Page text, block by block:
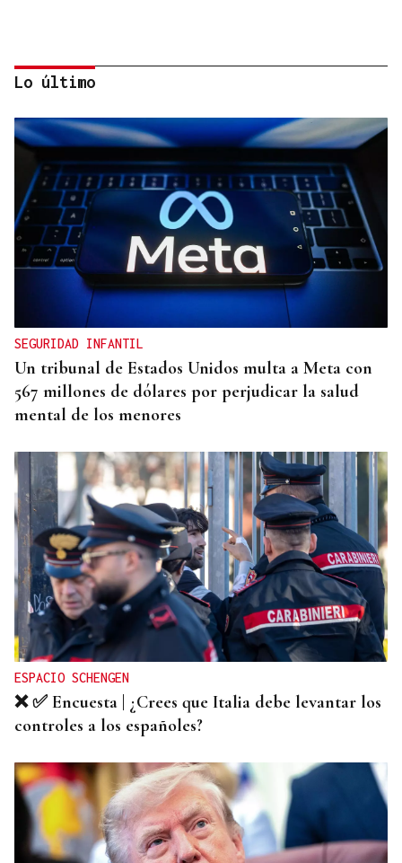
CANEDO
Un herido en la colisión entre dos coches en la
entrada a las termas de Outariz
Lo último
SEGURIDAD INFANTIL
Un tribunal de Estados Unidos multa a Meta con
567 millones de dólares por perjudicar la salud
mental de los menores
ESPACIO SCHENGEN
❌ ✅ Encuesta | ¿Crees que Italia debe levantar los
controles a los españoles?